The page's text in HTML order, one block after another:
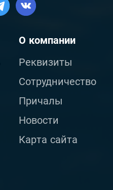
О компании
Реквизиты
Сотрудничество
Причалы
Новости
Карта сайта